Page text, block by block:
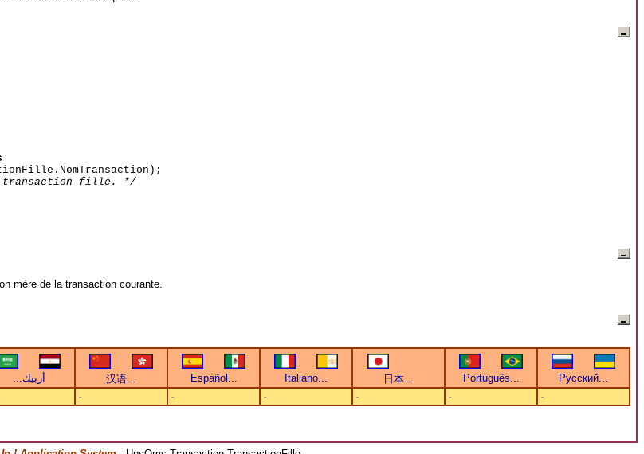
transaction fille. */
mère de la transaction courante.
- - - - - -